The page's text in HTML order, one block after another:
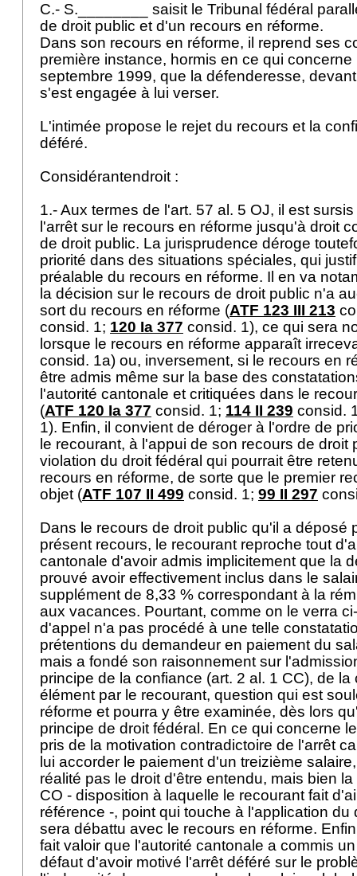
C.- S.________ saisit le Tribunal fédéral
de droit public et d'un recours en réforme.
Dans son recours en réforme, il reprend ses
première instance, hormis en ce qui
septembre 1999, que la défenderesse,
s'est engagée à lui verser.
L'intimée propose le rejet du recours et la
déféré.
Considérantendroit :
1.- Aux termes de l'art. 57 al. 5 OJ, il est
l'arrêt sur le recours en réforme jusqu'à droit
de droit public. La jurisprudence déroge
priorité dans des situations spéciales, qui
préalable du recours en réforme. Il en va
la décision sur le recours de droit public n'a
sort du recours en réforme (ATF 123 III 213
consid. 1; 120 Ia 377 consid. 1), ce qui sera
lorsque le recours en réforme apparaît
consid. 1a) ou, inversement, si le recours en
être admis même sur la base des
l'autorité cantonale et critiquées dans le
(ATF 120 Ia 377 consid. 1; 114 II 239 consid.
1). Enfin, il convient de déroger à l'ordre de
le recourant, à l'appui de son recours de droit
violation du droit fédéral qui pourrait être
recours en réforme, de sorte que le premier
objet (ATF 107 II 499 consid. 1; 99 II 297
Dans le recours de droit public qu'il a déposé
présent recours, le recourant reproche tout
cantonale d'avoir admis implicitement que la
prouvé avoir effectivement inclus dans le
supplément de 8,33 % correspondant à la
aux vacances. Pourtant, comme on le verra
d'appel n'a pas procédé à une telle
prétentions du demandeur en paiement du
mais a fondé son raisonnement sur
principe de la confiance (art. 2 al. 1 CC), de la
élément par le recourant, question qui est
réforme et pourra y être examinée, dès lors
principe de droit fédéral. En ce qui concerne
pris de la motivation contradictoire de l'arrêt
lui accorder le paiement d'un treizième
réalité pas le droit d'être entendu, mais bien
CO - disposition à laquelle le recourant fait
référence -, point qui touche à l'application du
sera débattu avec le recours en réforme.
fait valoir que l'autorité cantonale a commis
défaut d'avoir motivé l'arrêt déféré sur le